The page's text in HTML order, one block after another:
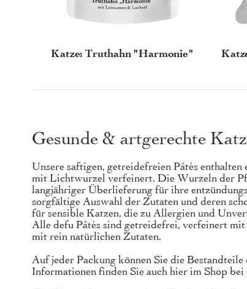
Katze: Truthahn "Harmonie"
Gesunde & artgerechte
Unsere saftigen, getreidefreien Pâtés
mit Lichtwurzel verfeinert. Die Wurzeln der
langjähriger Überlieferung für ihre
sorgfältige Auswahl der Zutaten und deren
für sensible Katzen, die zu Allergien und
Alle defu Pâtés sind getreidefrei, verfeinert
mit rein natürlichen Zutaten.
Auf jeder Packung können Sie die
Informationen finden Sie auch hier im Shop